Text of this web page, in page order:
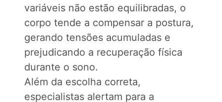
variáveis não estão equilibradas, o
corpo tende a compensar a postura,
gerando tensões acumuladas e
prejudicando a recuperação física
durante o sono.
Além da escolha correta,
especialistas alertam para a